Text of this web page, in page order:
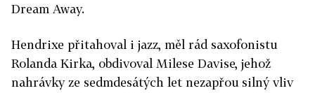
Dream Away.
Hendrixe přitahoval i jazz, měl rád saxofonistu
Rolanda Kirka, obdivoval Milese Davise, jehož
nahrávky ze sedmdesátých let nezapřou silný vliv